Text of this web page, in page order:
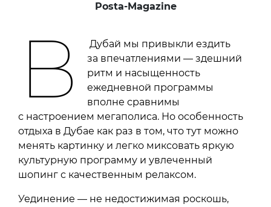
Posta-Magazine
В
Дубай мы привыкли ездить
за впечатлениями — здешний
ритм и насыщенность
ежедневной программы
вполне сравнимы
с настроением мегаполиса. Но особенность
отдыха в Дубае как раз в том, что тут можно
менять картинку и легко миксовать яркую
культурную программу и увлеченный
шопинг с качественным релаксом.
Уединение — не недостижимая роскошь,